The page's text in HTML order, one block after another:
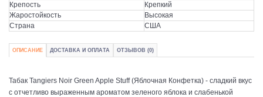
Крепость
Крепкий
Жаростойкость
Высокая
Страна
США
ОПИСАНИЕ ДОСТАВКА И ОПЛАТА ОТЗЫВОВ (0)
Табак Tangiers Noir Green Apple Stuff (Яблочная Конфетка) - сладкий вкус
с отчетливо выраженным ароматом зеленого яблока и слабенькой